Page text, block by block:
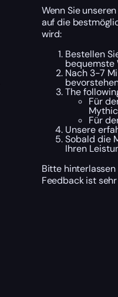
Wenn Sie
auf die
wird:
Bestellen
bequemste
Nach 3-7
The
Für
Für
Unsere
Sobald die
Ihren
Bitte
Feedback ist